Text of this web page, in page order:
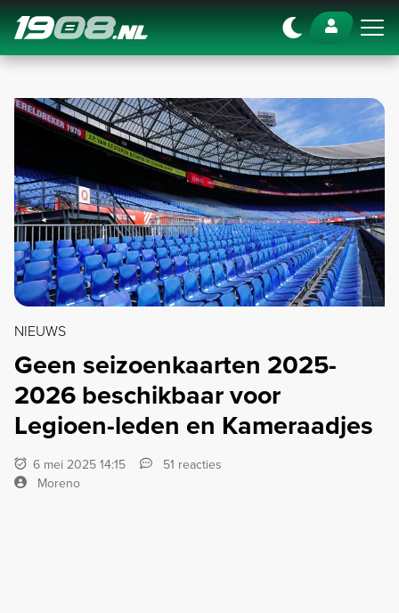
Navigation
NIEUWS
Geen seizoenkaarten 2025-
2026 beschikbaar voor
Legioen-leden en Kameraadjes
6 mei 2025 14:15
51 reacties
Moreno